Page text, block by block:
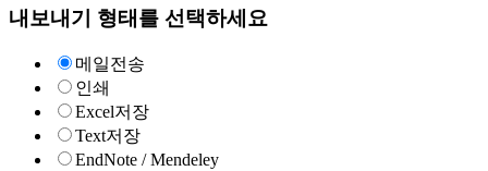
내보내기 형태를 선택하세요
메일전송
인쇄
Excel저장
Text저장
EndNote / Mendeley